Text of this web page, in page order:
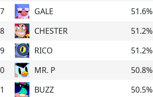
GALE 51.6%
CHESTER 51.2%
RICO 51.2%
MR. P 50.8%
BUZZ 50.5%